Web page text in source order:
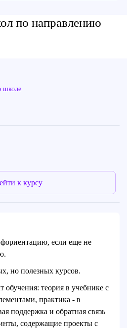
по направлению
школе
к курсу
если еще не
но полезных курсов.
теория в учебнике с
практика - в
поддержка и обратная связь
содержащие проекты с